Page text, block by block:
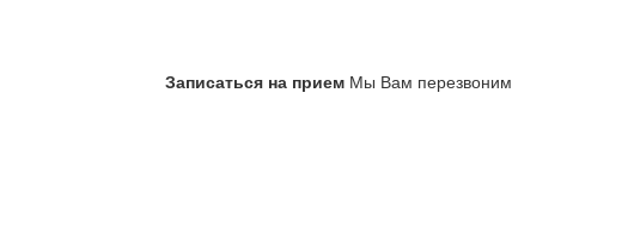
Записаться на прием Мы Вам перезвоним